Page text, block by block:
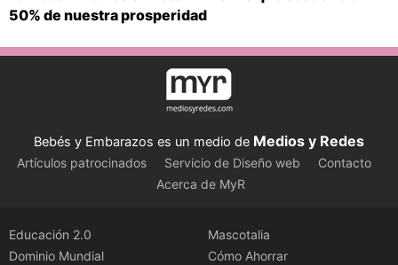
50% de nuestra prosperidad
Bebés y Embarazos es un medio de Medios y Redes
Artículos patrocinados Servicio de Diseño web
Contacto
Acerca de MyR
Educación 2.0
Dominio Mundial
Mascotalia
Cómo Ahorrar